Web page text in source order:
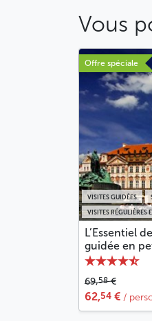
Vous
Offre spéciale
VISITES RÉGULIÈRES
VISITES GUIDÉES
L’Essentiel
guidée en
69,58€
62,54 € /